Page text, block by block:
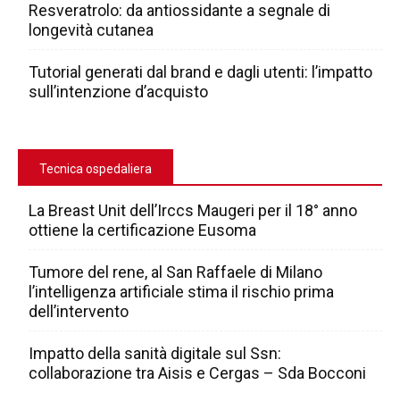
Resveratrolo: da antiossidante a segnale di
longevità cutanea
Tutorial generati dal brand e dagli utenti: l’impatto
sull’intenzione d’acquisto
Tecnica ospedaliera
La Breast Unit dell’Irccs Maugeri per il 18° anno
ottiene la certificazione Eusoma
Tumore del rene, al San Raffaele di Milano
l’intelligenza artificiale stima il rischio prima
dell’intervento
Impatto della sanità digitale sul Ssn:
collaborazione tra Aisis e Cergas – Sda Bocconi